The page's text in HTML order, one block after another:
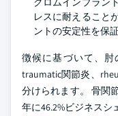
レスに耐えること
ントの安定性を保
徴候に基づいて、肘
traumatic関節炎、
分けられます。 骨関
年に46.2%ビジネスシ